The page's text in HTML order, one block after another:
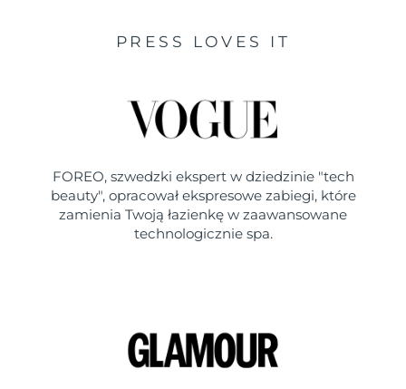
PRESS LOVES IT
FOREO, szwedzki ekspert w dziedzinie "tech
beauty", opracował ekspresowe zabiegi, które
zamienia Twoją łazienkę w zaawansowane
technologicznie spa.